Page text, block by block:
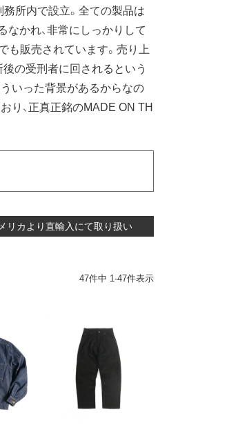
務所内で設立。全ての製品は
なかれ、非常にしっかりして
も販売されています。売り上
の受刑者に回されるという
いった背景があるからなの
り、正真正銘のMADE ON TH
リカより直輸入にて取り扱い
47件中 1-47件表示